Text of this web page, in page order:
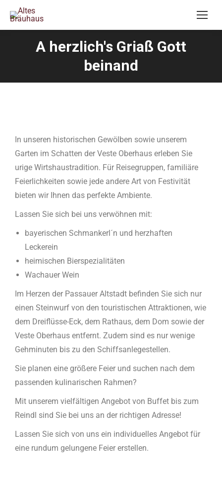
A herzlich's Griaß Gott
beinand
In unseren historischen Gewölben sowie unserem
Garten im Schatten der Veste Oberhaus erleben Sie
urige Wirtshaustradition. Für Reisegruppen, familiäre
Feierlichkeiten sowie jede andere Art von Festivität
bieten wir Ihnen das perfekte Ambiente.
Lassen Sie sich bei uns verwöhnen mit:
bayerischen Schmankerl´n und herzhaften
Leckerein
heimischen Bierspezialitäten
Wachauer Wein
Im Herzen der Passauer Altstadt befinden Sie sich nur
einen Steinwurf von den touristischen Attraktionen, wie
dem Dreiflüsse-Eck, dem Rathaus, dem Dom sowie der
Veste Oberhaus entfernt. Zudem sind es nur wenige
Gehminuten bis zu den Schiffsanlegestellen.
Sie planen eine größere Feier und suchen nach dem
passenden kulinarischen Rahmen?
Mit unserem vielfältigen Angebot von Buffet bis zum
Reindl sind Sie bei uns an der richtigen Adresse!
Lassen Sie sich von uns ein individuelles Angebot für
eine rundum gelungene Feier erstellen.